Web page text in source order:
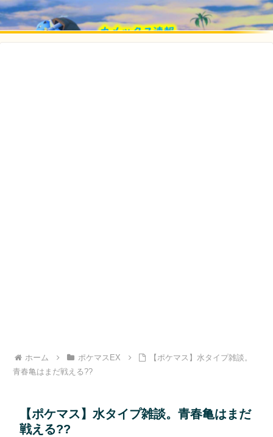
ホーム ポケマスEX
【ポケマス】水タイプ雑談。
青春亀はまだ戦える??
【ポケマス】水タイプ雑談。青春亀はまだ
戦える??